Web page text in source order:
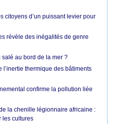
citoyens d’un puissant levier pour
révèle des inégalités de genre
au bord de la mer ?
l’inertie thermique des bâtiments
confirme la pollution liée
la chenille légionnaire africaine :
les cultures